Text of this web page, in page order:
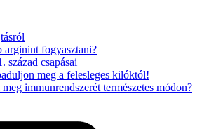
arginint fogyasztani?
század csapásai
meg a felesleges kilóktól!
immunrendszerét természetes módon?